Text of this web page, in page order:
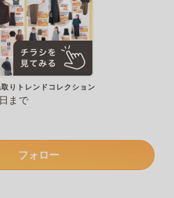
りトレンドコレクション
まで
フォロー